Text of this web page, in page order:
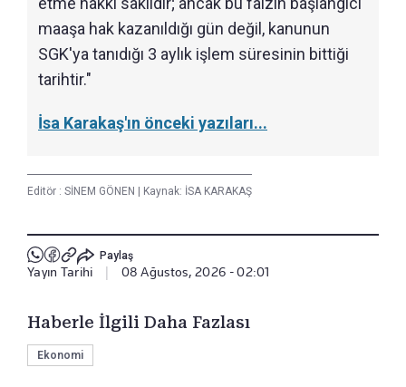
maaşa hak kazanıldığı gün değil, kanunun
SGK'ya tanıdığı 3 aylık işlem süresinin bittiği
tarihtir."
İsa Karakaş'ın önceki yazıları...
Editör : SİNEM GÖNEN | Kaynak: İSA KARAKAŞ
Paylaş
Yayın Tarihi 08 Ağustos, 2026 - 02:01
Haberle İlgili Daha Fazlası
Ekonomi